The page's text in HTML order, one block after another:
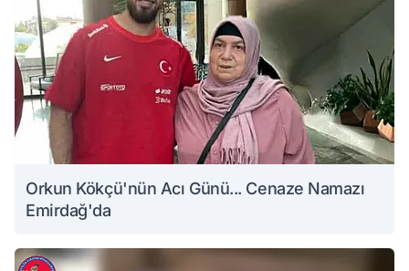
Orkun Kökçü'nün Acı Günü... Cenaze Namazı
Emirdağ'da